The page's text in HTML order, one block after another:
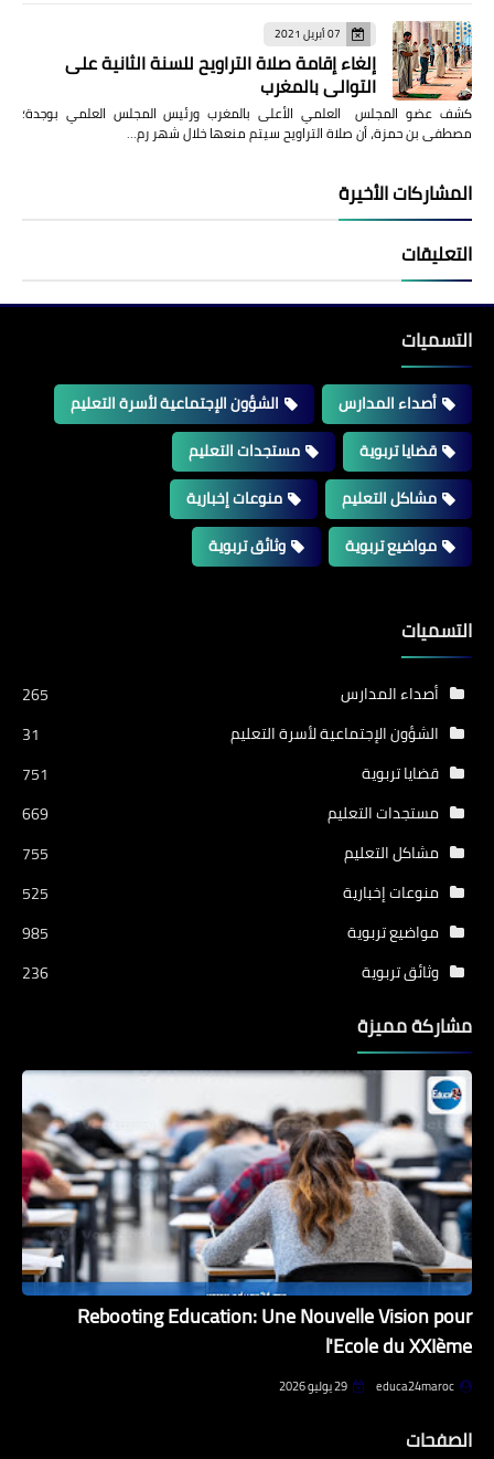
07 أبريل 2021
إلغاء إقامة صلاة التراويح للسنة الثانية على
التوالي بالمغرب
كشف عضو المجلس العلمي الأعلى بالمغرب ورئيس المجلس العلمي بوجدة؛
مصطفى بن حمزة، أن صلاة التراويح سيتم منعها خلال شهر رم…
المشاركات الأخيرة
التعليقات
التسميات
أصداء المدارس
الشؤون الإجتماعية لأسرة التعليم
قضايا تربوية
مستجدات التعليم
مشاكل التعليم
منوعات إخبارية
مواضيع تربوية
وثائق تربوية
التسميات
أصداء المدارس
265
الشؤون الإجتماعية لأسرة التعليم
31
قضايا تربوية
751
مستجدات التعليم
669
مشاكل التعليم
755
منوعات إخبارية
525
مواضيع تربوية
985
وثائق تربوية
236
مشاركة مميزة
Rebooting Education: Une Nouvelle Vision pour
l'Ecole du XXIème
educa24maroc 29 يوليو 2026
الصفحات